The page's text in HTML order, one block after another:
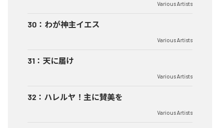
Various Artists
30 ： わが神主イエス
Various Artists
31 ： 天に届け
Various Artists
32 ： ハレルヤ！主に賛美を
Various Artists